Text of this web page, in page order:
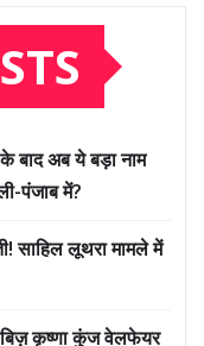
बाद अब ये बड़ा नाम
पंजाब में?
साहिल लूथरा मामले में
कृष्णा कुंज वेलफेयर